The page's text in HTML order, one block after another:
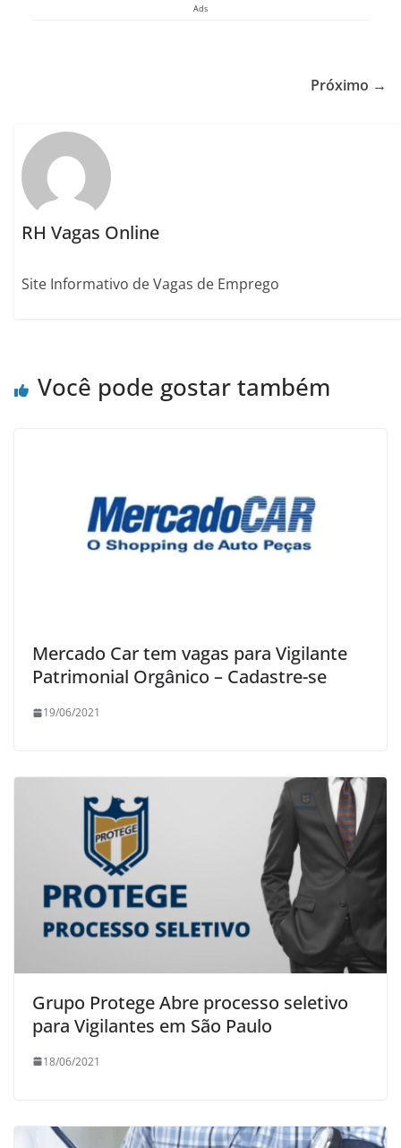
Ads
Próximo →
RH Vagas Online
Site Informativo de Vagas de Emprego
Você pode gostar também
Mercado Car tem vagas para Vigilante
Patrimonial Orgânico – Cadastre-se
19/06/2021
Grupo Protege Abre processo seletivo
para Vigilantes em São Paulo
18/06/2021